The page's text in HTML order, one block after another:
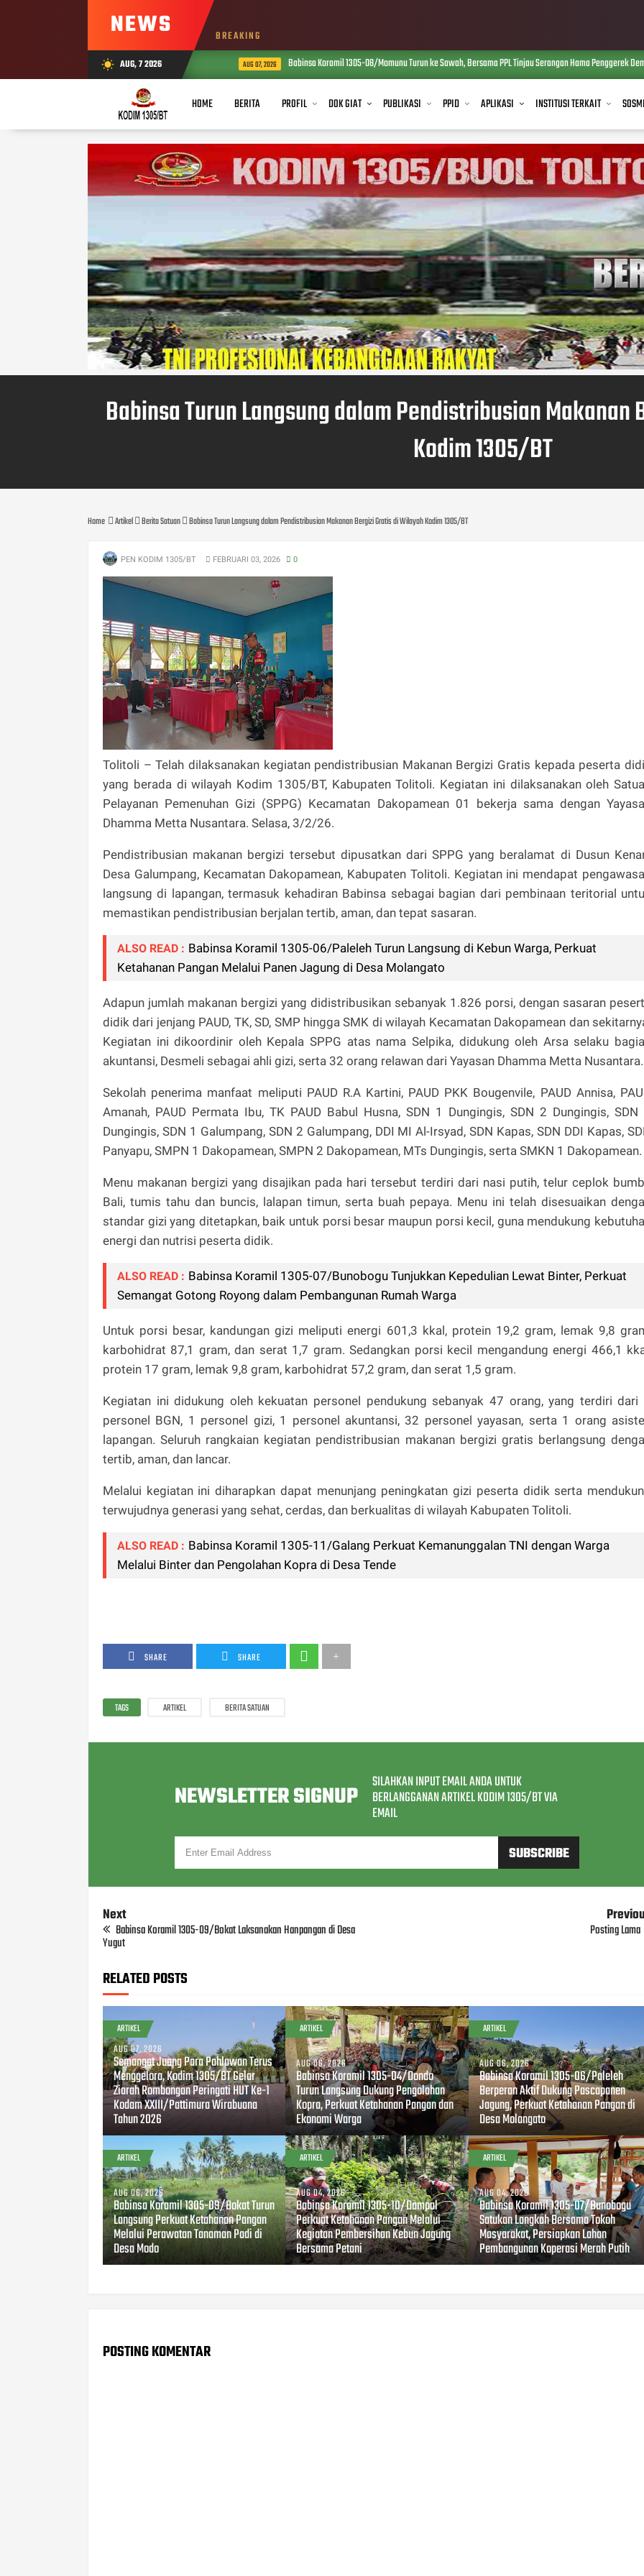
NEWS BREAKING
wb_sunny AUG, 7 2026 AUG 07, 2026 Babinsa Koramil 1305-08/Momunu Turun ke Sawah, Bersama PPL Tinjau Serangan Hama Penggerek Demi
HOME BERITA PROFIL DOK GIAT PUBLIKASI PPID APLIKASI INSTITUSI TERKAIT
Babinsa Turun Langsung dalam Pendistribusian
Kodim 1305/BT
Home Artikel Berita Satuan Babinsa Turun Langsung dalam Pendistribusian Makanan Bergizi Gratis di Wilayah Kodim 1305/BT
PEN KODIM 1305/BT FEBRUARI 03, 2026 0
Tolitoli – Telah dilaksanakan kegiatan pendistribusian Makanan Bergizi Gratis kepada peserta
yang berada di wilayah Kodim 1305/BT, Kabupaten Tolitoli. Kegiatan ini dilaksanakan oleh
Pelayanan Pemenuhan Gizi (SPPG) Kecamatan Dakopamean 01 bekerja sama dengan
Dhamma Metta Nusantara. Selasa, 3/2/26.
Pendistribusian makanan bergizi tersebut dipusatkan dari SPPG yang beralamat di Dusun
Desa Galumpang, Kecamatan Dakopamean, Kabupaten Tolitoli. Kegiatan ini mendapat
langsung di lapangan, termasuk kehadiran Babinsa sebagai bagian dari pembinaan teritorial
memastikan pendistribusian berjalan tertib, aman, dan tepat sasaran.
ALSO READ : Babinsa Koramil 1305-06/Paleleh Turun Langsung di Kebun Warga, Perkuat
Ketahanan Pangan Melalui Panen Jagung di Desa Molangato
Adapun jumlah makanan bergizi yang didistribusikan sebanyak 1.826 porsi, dengan sasaran
didik dari jenjang PAUD, TK, SD, SMP hingga SMK di wilayah Kecamatan Dakopamean dan
Kegiatan ini dikoordinir oleh Kepala SPPG atas nama Selpika, didukung oleh Arsa selaku
akuntansi, Desmeli sebagai ahli gizi, serta 32 orang relawan dari Yayasan Dhamma Metta Nusantara.
Sekolah penerima manfaat meliputi PAUD R.A Kartini, PAUD PKK Bougenvile, PAUD Annisa,
Amanah, PAUD Permata Ibu, TK PAUD Babul Husna, SDN 1 Dungingis, SDN 2 Dungingis, SDN
Dungingis, SDN 1 Galumpang, SDN 2 Galumpang, DDI MI Al-Irsyad, SDN Kapas, SDN DDI Kapas,
Panyapu, SMPN 1 Dakopamean, SMPN 2 Dakopamean, MTs Dungingis, serta SMKN 1 Dakopamean.
Menu makanan bergizi yang disajikan pada hari tersebut terdiri dari nasi putih, telur ceplok
Bali, tumis tahu dan buncis, lalapan timun, serta buah pepaya. Menu ini telah disesuaikan
standar gizi yang ditetapkan, baik untuk porsi besar maupun porsi kecil, guna mendukung
energi dan nutrisi peserta didik.
ALSO READ : Babinsa Koramil 1305-07/Bunobogu Tunjukkan Kepedulian Lewat Binter, Perkuat
Semangat Gotong Royong dalam Pembangunan Rumah Warga
Untuk porsi besar, kandungan gizi meliputi energi 601,3 kkal, protein 19,2 gram, lemak 9,8
karbohidrat 87,1 gram, dan serat 1,7 gram. Sedangkan porsi kecil mengandung energi 466,1
protein 17 gram, lemak 9,8 gram, karbohidrat 57,2 gram, dan serat 1,5 gram.
Kegiatan ini didukung oleh kekuatan personel pendukung sebanyak 47 orang, yang terdiri dari
personel BGN, 1 personel gizi, 1 personel akuntansi, 32 personel yayasan, serta 1 orang
lapangan. Seluruh rangkaian kegiatan pendistribusian makanan bergizi gratis berlangsung
tertib, aman, dan lancar.
Melalui kegiatan ini diharapkan dapat menunjang peningkatan gizi peserta didik serta
terwujudnya generasi yang sehat, cerdas, dan berkualitas di wilayah Kabupaten Tolitoli.
ALSO READ : Babinsa Koramil 1305-11/Galang Perkuat Kemanunggalan TNI dengan Warga
Melalui Binter dan Pengolahan Kopra di Desa Tende
SHARE SHARE
TAGS ARTIKEL BERITA SATUAN
NEWSLETTER SIGNUP SILAHKAN INPUT EMAIL ANDA UNTUK
BERLANGGANAN ARTIKEL KODIM 1305/BT VIA
EMAIL
Next
Babinsa Koramil 1305-09/Bokat Laksanakan Hanpangan di Desa
Yugut
Posting Lama
RELATED POSTS
ARTIKEL
AUG 07, 2026
Semangat Juang Para Pahlawan Terus
Menggelora, Kodim 1305/BT Gelar
Ziarah Rombongan Peringati HUT Ke-1
Kodam XXIII/Pattimura Wirabuana
Tahun 2026
ARTIKEL
AUG 06, 2026
Babinsa Koramil 1305-04/Dondo
Turun Langsung Dukung Pengolahan
Kopra, Perkuat Ketahanan Pangan dan
Ekonomi Warga
ARTIKEL
AUG 06, 2026
Babinsa Koramil 1305-06/Paleleh
Berperan Aktif Dukung Pascapanen
Jagung, Perkuat Ketahanan Pangan di
Desa Molangato
ARTIKEL
AUG 06, 2026
Babinsa Koramil 1305-09/Bokat Turun
Langsung Perkuat Ketahanan Pangan
Melalui Perawatan Tanaman Padi di
Desa Modo
ARTIKEL
AUG 04, 2026
Babinsa Koramil 1305-10/Dampal
Perkuat Ketahanan Pangan Melalui
Kegiatan Pembersihan Kebun Jagung
Bersama Petani
ARTIKEL
AUG 04, 2026
Babinsa Koramil 1305-07/Bunobogu
Satukan Langkah Bersama Tokoh
Masyarakat, Persiapkan Lahan
Pembangunan Koperasi Merah Putih
POSTING KOMENTAR